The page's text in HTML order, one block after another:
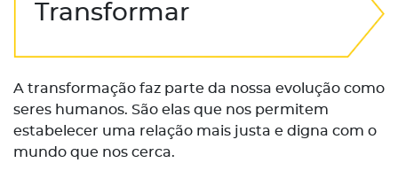
Transformar
A transformação faz parte da nossa evolução como
seres humanos. São elas que nos permitem
estabelecer uma relação mais justa e digna com o
mundo que nos cerca.